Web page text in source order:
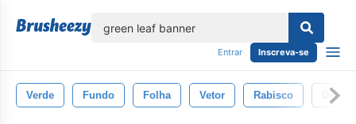
Entrar Inscreva-se
Verde Fundo Folha Vetor Rabisco